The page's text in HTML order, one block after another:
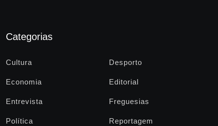
Categorias
Cultura Desporto
Economia Editorial
Entrevista Freguesias
Política Reportagem